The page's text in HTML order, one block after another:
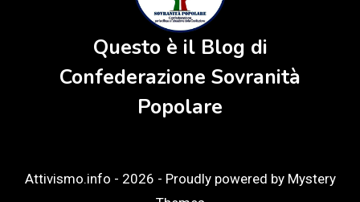
Questo è il Blog di
Confederazione Sovranità
Popolare
Attivismo.info - 2026 - Proudly powered by Mystery